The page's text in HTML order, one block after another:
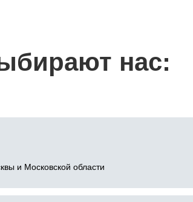
нас:
и Московской области